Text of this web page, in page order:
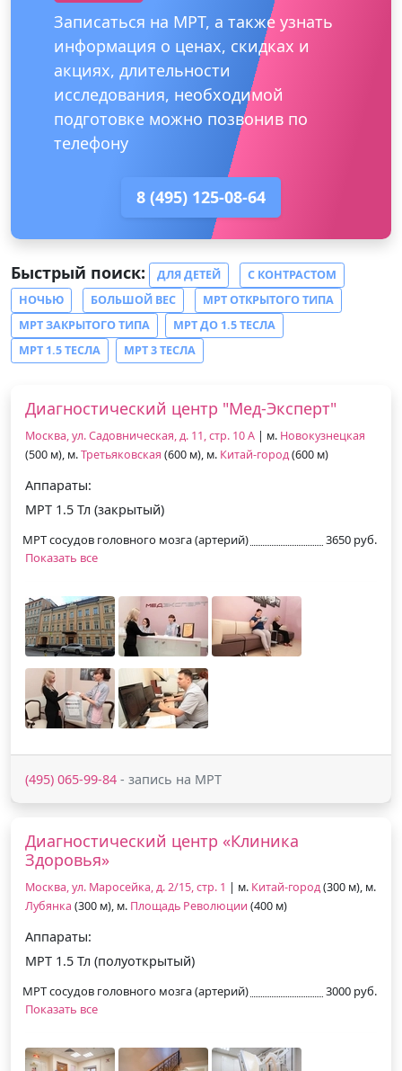
Записаться на МРТ, а также узнать
информация о ценах, скидках и
акциях, длительности
исследования, необходимой
подготовке можно позвонив по
телефону
8 (495) 125-08-64
Быстрый поиск: ДЛЯ ДЕТЕЙ
С КОНТРАСТОМ
НОЧЬЮ
БОЛЬШОЙ ВЕС
МРТ ОТКРЫТОГО ТИПА
МРТ ЗАКРЫТОГО ТИПА
МРТ ДО 1.5 ТЕСЛА
МРТ 1.5 ТЕСЛА
МРТ 3 ТЕСЛА
Диагностический центр "Мед-Эксперт"
Москва, ул. Садовническая, д. 11, стр. 10 А | м. Новокузнецкая
(500 м), м.Третьяковская (600 м), м. Китай-город(600 м)
Аппараты:
МРТ 1.5 Тл (закрытый)
МРТ сосудов головного мозга (артерий)
3650 руб.
Показать все
(495) 065-99-84 - запись на МРТ
Диагностический центр «Клиника
Здоровья»
Москва, ул. Маросейка, д. 2/15, стр. 1 | м. Китай-город(300 м), м.
Лубянка (300 м), м. Площадь Революции (400 м)
Аппараты:
МРТ 1.5 Тл (полуоткрытый)
МРТ сосудов головного мозга (артерий)
3000 руб.
Показать все